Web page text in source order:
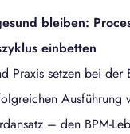
bleiben:
einbetten
Praxis setzen bei der
Ausführung
– den BPM-